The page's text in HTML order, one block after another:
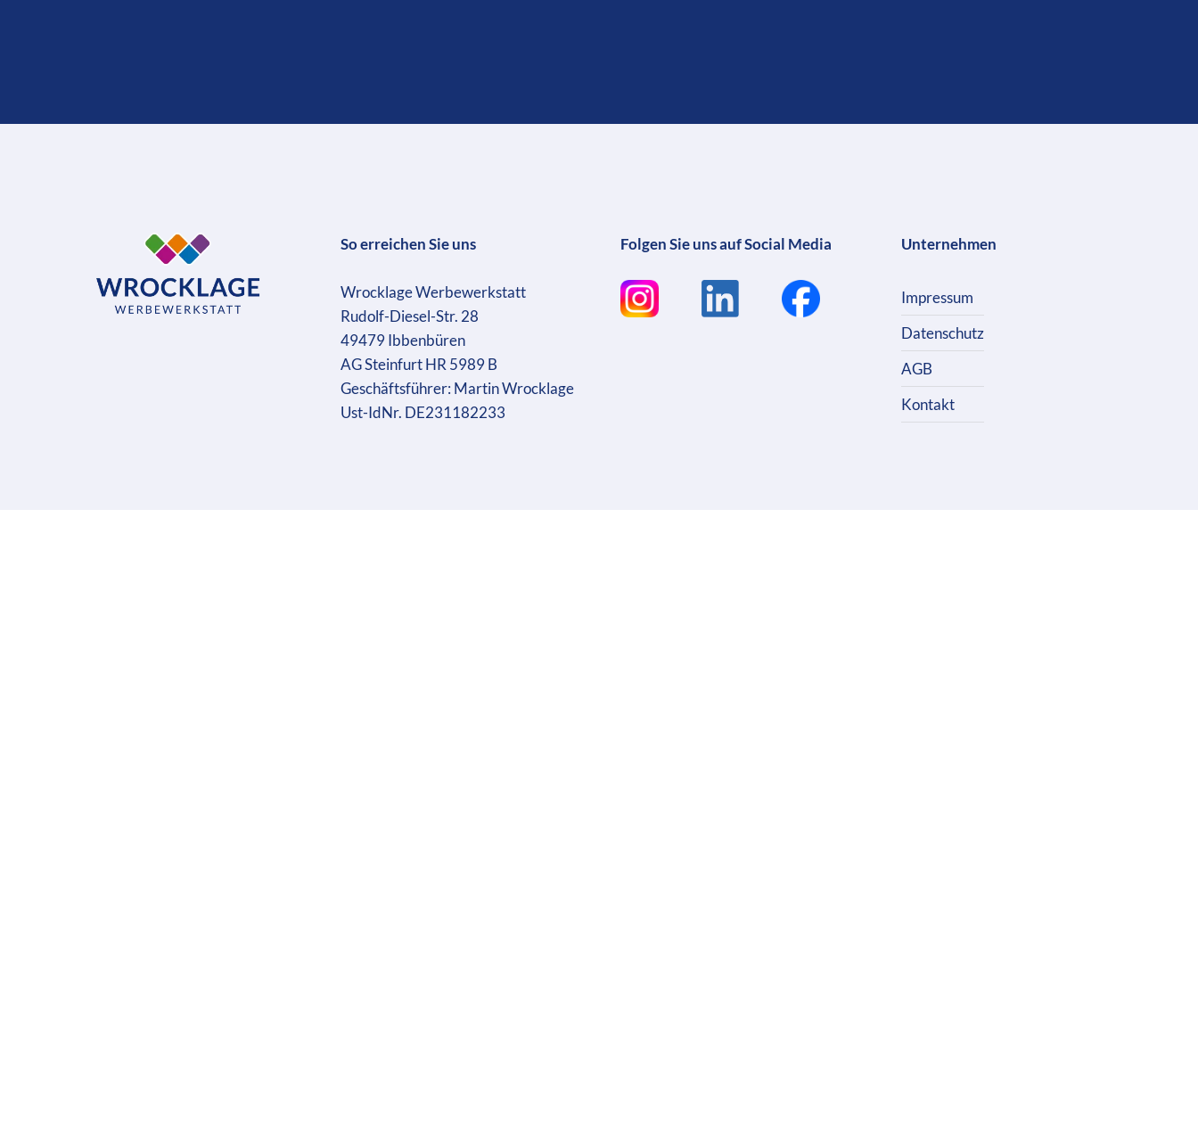
So erreichen Sie uns
Wrocklage Werbewerkstatt
Rudolf-Diesel-Str. 28
49479 Ibbenbüren
AG Steinfurt HR 5989 B
Geschäftsführer: Martin Wrocklage
Ust-IdNr. DE231182233
Folgen Sie uns auf Social Media Unternehmen
Impressum
Datenschutz
AGB
Kontakt